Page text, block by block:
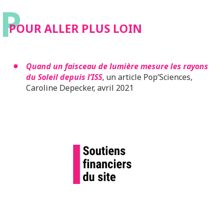
P
POUR ALLER PLUS LOIN
Quand un faisceau de lumière mesure les rayons
du Soleil depuis l’ISS, un article Pop’Sciences,
Caroline Depecker, avril 2021